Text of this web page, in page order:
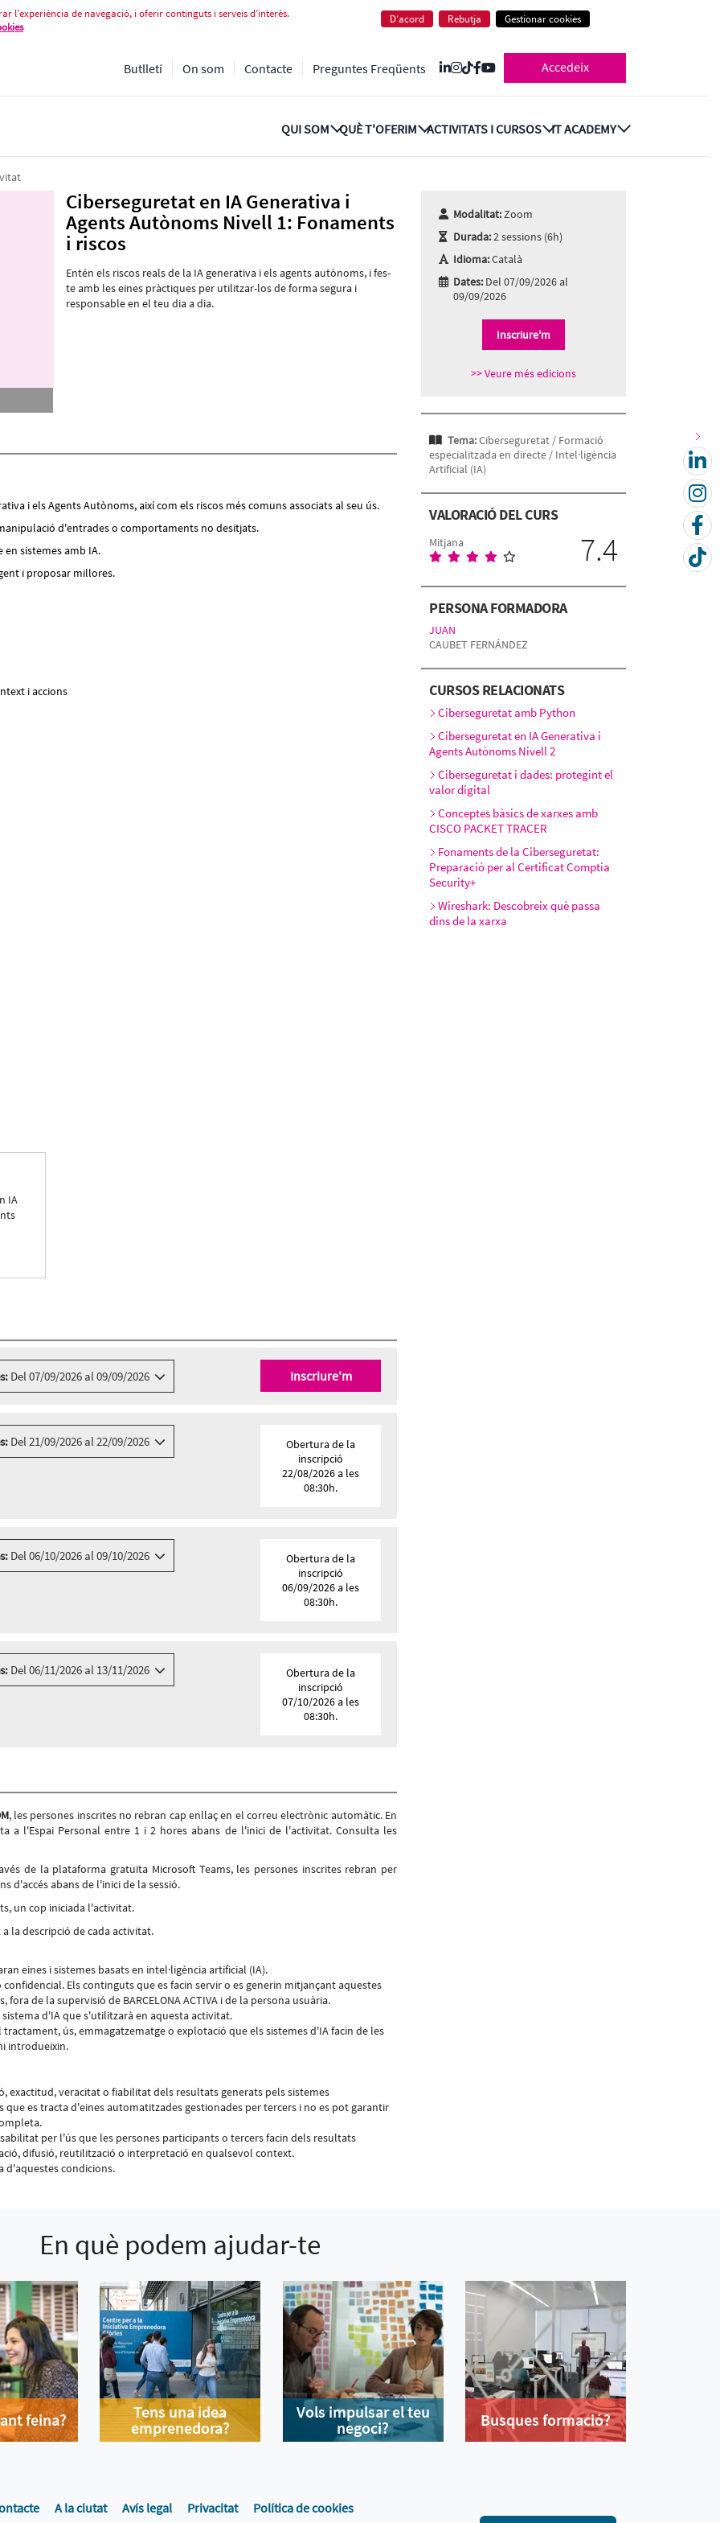
Agents Autònoms Nivell 1: Fonaments i riscos
l’experiència de navegació, i oferir continguts i serveis d’interès.
D'acord Rebutja Gestionar cookies
Butlletí On som Contacte Preguntes Freqüents Accedeix
QUI SOM QUÈ T'OFERIM ACTIVITATS I CURSOS IT ACADEMY
Ciberseguretat en IA Generativa i
Agents Autònoms Nivell 1: Fonaments
i riscos
Entén els riscos reals de la IA generativa i els agents autònoms, i fes-
te amb les eines pràctiques per utilitzar-los de forma segura i
responsable en el teu dia a dia.
i els Agents Autònoms, així com els riscos més comuns associats al seu ús.
d'entrades o comportaments no desitjats.
sistemes amb IA.
i proposar millores.
i accions
IA
Del 07/09/2026 al 09/09/2026 Inscriure'm
Del 21/09/2026 al 22/09/2026
Obertura de la
inscripció
22/08/2026 a les
08:30h.
Del 06/10/2026 al 09/10/2026
Obertura de la
inscripció
06/09/2026 a les
08:30h.
Del 06/11/2026 al 13/11/2026
Obertura de la
inscripció
07/10/2026 a les
08:30h.
, les persones inscrites no rebran cap enllaç en el correu electrònic automàtic. En
a l'Espai Personal entre 1 i 2 hores abans de l'inici de l'activitat. Consulta les
de la plataforma gratuïta Microsoft Teams, les persones inscrites rebran per
d'accés abans de l'inici de la sessió.
un cop iniciada l'activitat.
la descripció de cada activitat.
eines i sistemes basats en intel·ligència artificial (IA).
Els continguts que es facin servir o es generin mitjançant aquestes
de la supervisió de BARCELONA ACTIVA i de la persona usuària.
d'IA que s'utilitzarà en aquesta activitat.
tractament, ús, emmagatzematge o explotació que els sistemes d'IA facin de les
introdueixin.
exactitud, veracitat o fiabilitat dels resultats generats pels sistemes
es tracta d'eines automatitzades gestionades per tercers i no es pot garantir
per l'ús que les persones participants o tercers facin dels resultats
difusió, reutilització o interpretació en qualsevol context.
d'aquestes condicions.
Modalitat:Zoom
Durada:2 sessions (6h)
Idioma:Català
Dates: Del 07/09/2026 al
09/09/2026
Inscriure'm
>> Veure més edicions
Tema:Ciberseguretat / Formació
especialitzada en directe / Intel·ligència
Artificial (IA)
VALORACIÓ DEL CURS
Mitjana 7.4
PERSONA FORMADORA
JUAN
CAUBET FERNÁNDEZ
CURSOS RELACIONATS
Ciberseguretat amb Python
Ciberseguretat en IA Generativa i
Agents Autònoms Nivell 2
Ciberseguretat i dades: protegint el
valor digital
Conceptes bàsics de xarxes amb
CISCO PACKET TRACER
Fonaments de la Ciberseguretat:
Preparació per al Certificat Comptia
Security+
Wireshark: Descobreix què passa
dins de la xarxa
En què podem ajudar-te
feina?
Tens una idea
emprenedora?
Vols impulsar el teu
negoci?
Busques formació?
A la ciutat Avís legal Privacitat Política de cookies